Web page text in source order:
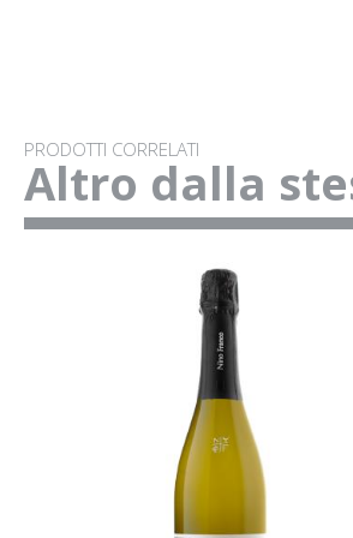
PRODOTTI CORRELATI
Altro dalla